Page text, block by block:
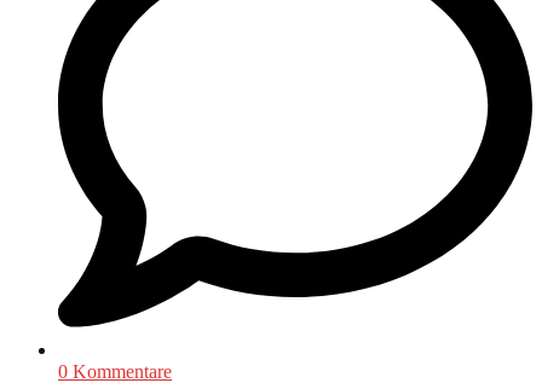
0 Kommentare